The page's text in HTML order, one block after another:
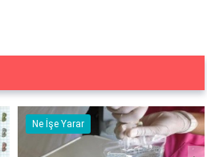
Ne İşe Yarar